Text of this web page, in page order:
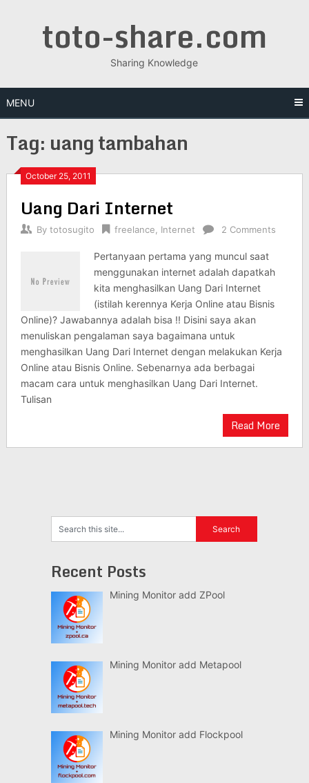
toto-share.com
Sharing Knowledge
MENU
Tag: uang tambahan
October 25, 2011
Uang Dari Internet
By totosugito freelance Internet 2 Comments
Pertanyaan pertama yang muncul saat
menggunakan internet adalah dapatkah
kita menghasilkan Uang Dari Internet
(istilah kerennya Kerja Online atau Bisnis
Online)? Jawabannya adalah bisa !! Disini saya akan
menuliskan pengalaman saya bagaimana untuk
menghasilkan Uang Dari Internet dengan melakukan Kerja
Online atau Bisnis Online. Sebenarnya ada berbagai
macam cara untuk menghasilkan Uang Dari Internet.
Tulisan
Read More
Recent Posts
Mining Monitor add ZPool
Mining Monitor add Metapool
Mining Monitor add Flockpool